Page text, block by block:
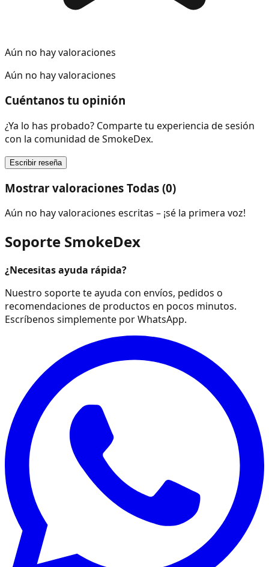
Aún no hay valoraciones
Aún no hay valoraciones
Cuéntanos tu opinión
¿Ya lo has probado? Comparte tu experiencia de sesión
con la comunidad de SmokeDex.
Escribir reseña
Mostrar valoraciones Todas (0)
Aún no hay valoraciones escritas – ¡sé la primera voz!
Soporte SmokeDex
¿Necesitas ayuda rápida?
Nuestro soporte te ayuda con envíos, pedidos o
recomendaciones de productos en pocos minutos.
Escríbenos simplemente por WhatsApp.